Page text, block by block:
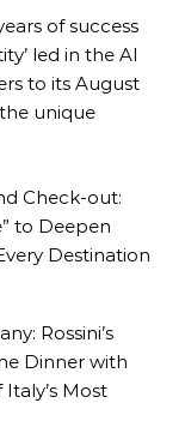
of success
led in the AI
to its August
unique
Check-out:
to Deepen
Destination
Rossini’s
Dinner with
Most